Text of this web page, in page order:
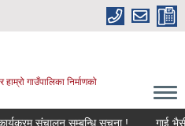
हाम्रो गाउँपालिका निर्माणको
संचालन सम्बन्धि सूचना ! गाई